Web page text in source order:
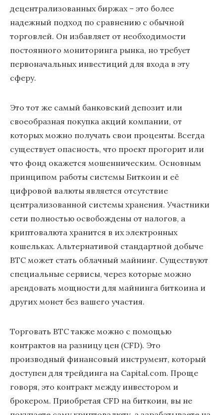
децентрализованных биржах – это более
надежный подход по сравнению с обычной
торговлей. Он избавляет от необходимости
постоянного мониторинга рынка, но требует
первоначальных инвестиций для входа в эту
сферу.
Это тот же самый банковский депозит или
своеобразная покупка акций компании, от
которых можно получать свои проценты. Всегда
существует опасность, что проект прогорит или
что фонд окажется мошенническим. Основным
принципом работы системы Биткоин и её
цифровой валюты является отсутствие
централизованной системы хранения. Участники
сети полностью освобождены от налогов, а
криптовалюта хранится в их электронных
кошельках. Альтернативой стандартной добыче
BTC может стать облачный майнинг. Существуют
специальные сервисы, через которые можно
арендовать мощности для майнинга биткоина и
других монет без вашего участия.
Торговать BTC также можно c помощью
контрактов на разницу цен (CFD). Это
производный финансовый инструмент, который
доступен для трейдинга на Capital.com. Проще
говоря, это контракт между инвестором и
брокером. Приобретая CFD на биткоин, вы не